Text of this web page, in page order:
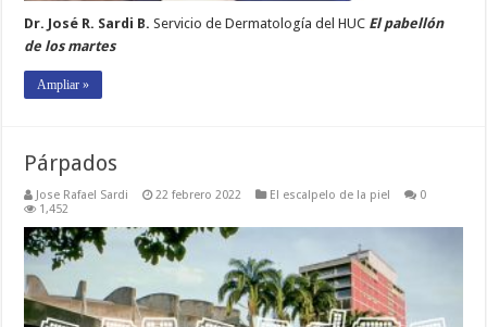
Dr. José R. Sardi B. Servicio de Dermatología del HUC El pabellón
de los martes
Ampliar »
Párpados
Jose Rafael Sardi 22 febrero 2022 El escalpelo de la piel
0
1,452